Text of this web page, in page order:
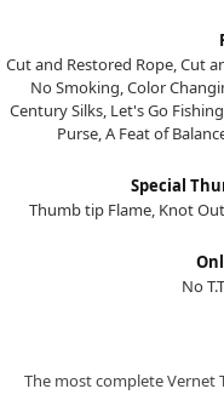
Cut and Restored Rope, Cut
No Smoking, Color
Century Silks, Let's Go
Purse, A Feat of
Special
Thumb tip Flame, Knot
No
The most complete Vernet